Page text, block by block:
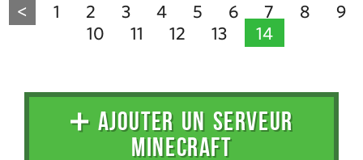
< 1 2 3 4 5 6 7 8
9
10
11 12 13 14
➕ AJOUTER UN SERVEUR
MINECRAFT